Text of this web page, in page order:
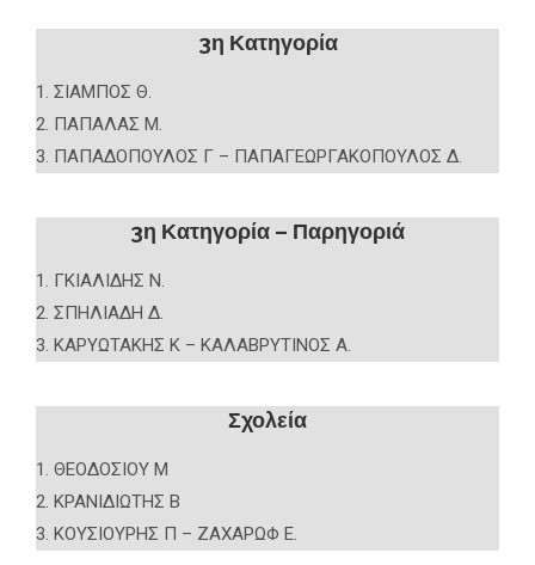
3η Κατηγορία
1. ΣΙΑΜΠΟΣ Θ.
2. ΠΑΠΑΛΑΣ Μ.
3. ΠΑΠΑΔΟΠΟΥΛΟΣ Γ – ΠΑΠΑΓΕΩΡΓΑΚΟΠΟΥΛΟΣ Δ.
3η Κατηγορία – Παρηγοριά
1. ΓΚΙΑΛΙΔΗΣ Ν.
2. ΣΠΗΛΙΑΔΗ Δ.
3. ΚΑΡΥΩΤΑΚΗΣ Κ – ΚΑΛΑΒΡΥΤΙΝΟΣ Α.
Σχολεία
1. ΘΕΟΔΟΣΙΟΥ Μ
2. ΚΡΑΝΙΔΙΩΤΗΣ Β
3. ΚΟΥΣΙΟΥΡΗΣ Π – ΖΑΧΑΡΩΦ Ε.